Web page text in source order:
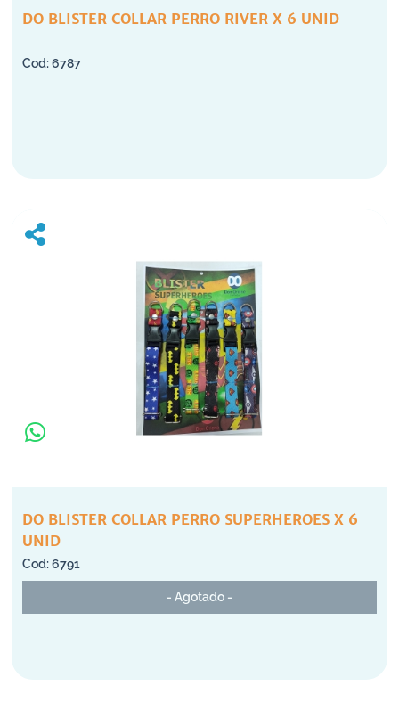
DO BLISTER COLLAR PERRO RIVER X 6 UNID
6787
DO BLISTER COLLAR PERRO SUPERHEROES X 6
UNID
6791
- Agotado -